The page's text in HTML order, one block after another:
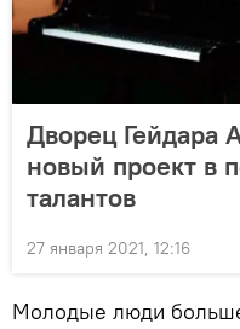
Дворец Гейдара
новый проект в
талантов
27 января 2021, 12:16
Молодые люди